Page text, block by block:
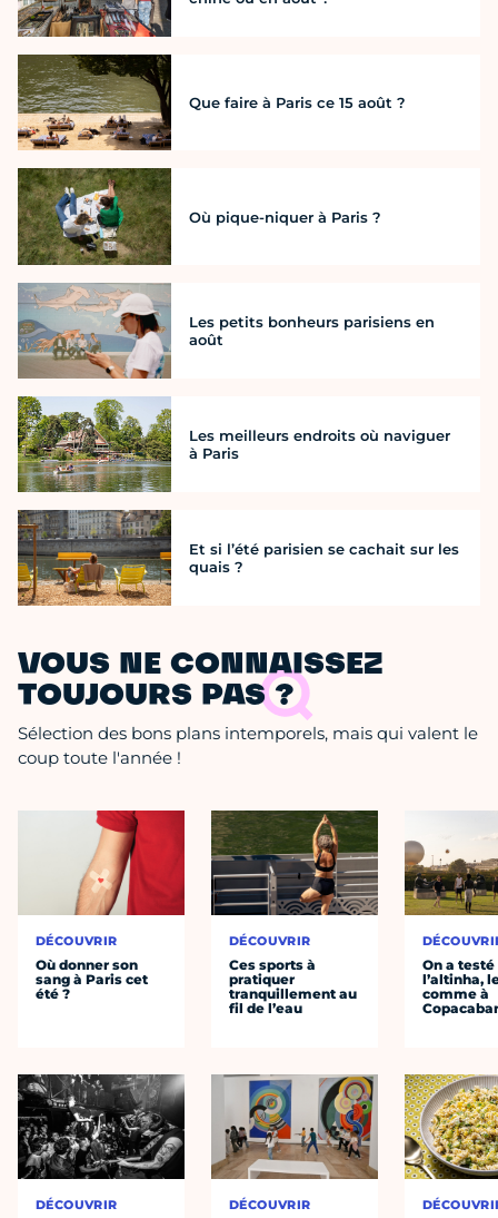
Que faire à Paris ce 15 août ?
Où pique-niquer à Paris ?
Les petits bonheurs parisiens en
août
Les meilleurs endroits où naviguer
à Paris
Et si l’été parisien se cachait sur les
quais ?
VOUS NE CONNAISSEZ
TOUJOURS PAS ?
Sélection des bons plans intemporels, mais qui valent le
coup toute l'année !
DÉCOUVRIR
Où donner son
sang à Paris cet
été ?
DÉCOUVRIR
DÉCOUVRIR
Ces sports à
pratiquer
tranquillement au
fil de l’eau
DÉCOUVRIR
On a testé
l’altinha,
comme à